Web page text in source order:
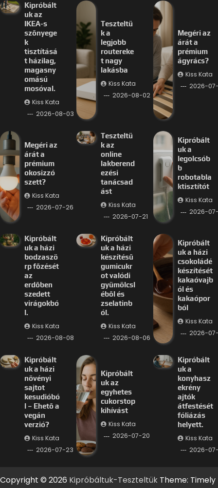
Kipróbált
uk az
IKEA-s
szőnyege
k
tisztításá
t házilag,
magasny
omású
mosóval.
Kiss Kata
2026-08-03
Teszteltü
k a
legjobb
routereke
t nagy
lakásba
Kiss Kata
2026-08-02
Megéri az
árát a
prémium
ágyrács?
Kiss Kata
2026-
Megéri az
árát a
prémium
okosizzó
szett?
Kiss Kata
2026-07-26
Teszteltü
k az
online
lakberend
ezési
tanácsad
ást
Kiss Kata
2026-07-21
Kipróbált
uk a
legolcsób
b
robotabla
ktisztítót
Kiss Kata
2026-
Kipróbált
uk a házi
bodzaszö
rp főzését
az
erdőben
szedett
virágokbó
l.
Kiss Kata
2026-08-08
Kipróbált
uk a házi
készítésű
gumicukr
ot valódi
gyümölcsl
éből és
zselatinb
ól.
Kiss Kata
2026-08-06
Kipróbált
uk a házi
csokoládé
készítését
kakaóvajb
ól és
kakaópor
ból
Kiss Kata
2026-
Kipróbált
uk a házi
növényi
sajtot
kesudióbó
l – Ehető a
vegán
verzió?
Kiss Kata
2026-07-23
Kipróbált
uk az
egyhetes
cukorstop
kihívást
Kiss Kata
2026-07-20
Kipróbált
uk a
konyhasz
ekrény
ajtók
átfestését
fóliázás
helyett.
Kiss Kata
2026-
Copyright © 2026 Kipróbáltuk-Teszteltük Theme: Timely